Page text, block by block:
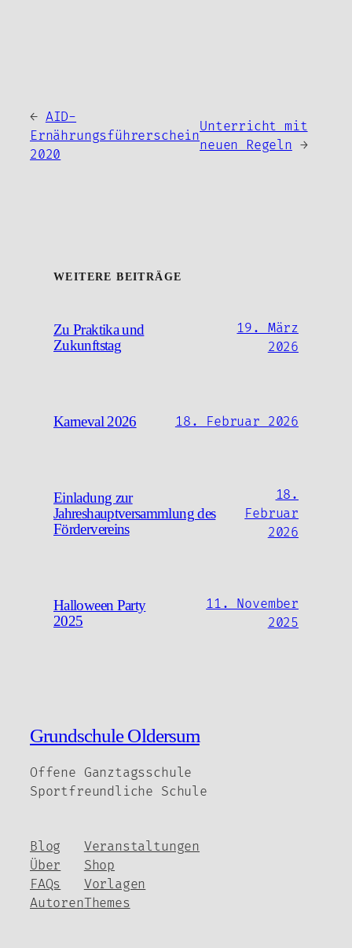
← AID-
Ernährungsführerschein
2020
Unterricht mit
neuen Regeln →
WEITERE BEITRÄGE
Zu Praktika und
Zukunftstag
19. März
2026
Karneval 2026 18. Februar 2026
Einladung zur
Jahreshauptversammlung des
Fördervereins
18.
Februar
2026
Halloween Party
2025
11. November
2025
Grundschule Oldersum
Offene Ganztagsschule
Sportfreundliche Schule
Blog
Über
FAQs
Autoren
Veranstaltungen
Shop
Vorlagen
Themes